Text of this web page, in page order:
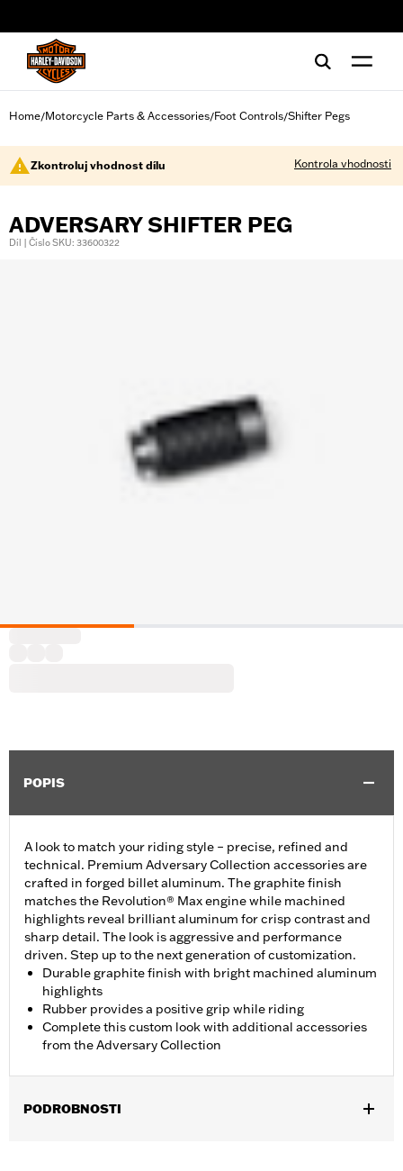
Home/Motorcycle Parts & Accessories/Foot Controls/Shifter Pegs
Zkontroluj vhodnost dílu Kontrola vhodnosti
ADVERSARY SHIFTER PEG
Díl | Číslo SKU: 33600322
POPIS
A look to match your riding style – precise, refined and
technical. Premium Adversary Collection accessories are
crafted in forged billet aluminum. The graphite finish
matches the Revolution® Max engine while machined
highlights reveal brilliant aluminum for crisp contrast and
sharp detail. The look is aggressive and performance
driven. Step up to the next generation of customization.
Durable graphite finish with bright machined aluminum
highlights
Rubber provides a positive grip while riding
Complete this custom look with additional accessories
from the Adversary Collection
PODROBNOSTI